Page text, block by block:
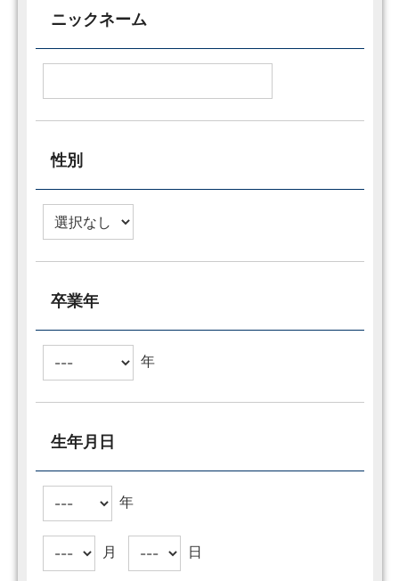
ニックネーム
性別
卒業年
年
生年月日
年
月 日